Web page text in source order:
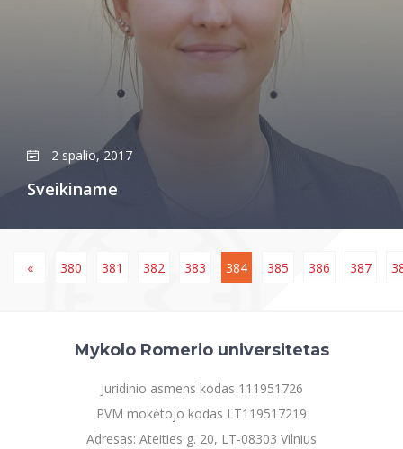
2 spalio, 2017
Sveikiname
« 380 381 382 383 384 385 386 387
Mykolo Romerio universitetas
Juridinio asmens kodas 111951726
PVM mokėtojo kodas LT119517219
Adresas: Ateities g. 20, LT-08303 Vilnius